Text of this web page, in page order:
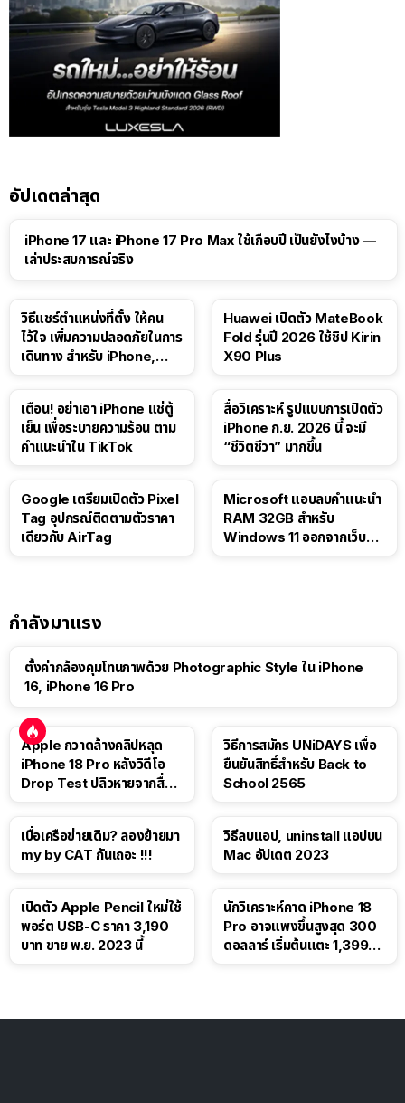
อัปเดตล่าสุด
iPhone 17 และ iPhone 17 Pro Max ใช้เกือบปี เป็นยังไงบ้าง —
เล่าประสบการณ์จริง
วิธีแชร์ตำแหน่งที่ตั้ง ให้คน
ไว้ใจ เพิ่มความปลอดภัยในการ
เดินทาง สำหรับ iPhone,
Huawei เปิดตัว MateBook
Fold รุ่นปี 2026 ใช้ชิป Kirin
X90 Plus
เตือน! อย่าเอา iPhone แช่ตู้
เย็น เพื่อระบายความร้อน ตาม
คำแนะนำใน TikTok
สื่อวิเคราะห์ รูปแบบการเปิดตัว
iPhone ก.ย. 2026 นี้ จะมี
“ชีวิตชีวา” มากขึ้น
Google เตรียมเปิดตัว Pixel
Tag อุปกรณ์ติดตามตัวราคา
เดียวกับ AirTag
Microsoft แอบลบคำแนะนำ
RAM 32GB สำหรับ
Windows 11 ออกจากเว็บตัว
กำลังมาแรง
ตั้งค่ากล้องคุมโทนภาพด้วย Photographic Style ใน iPhone
16, iPhone 16 Pro
Apple กวาดล้างคลิปหลุด
iPhone 18 Pro หลังวิดีโอ
Drop Test ปลิวหายจากสื่อ
วิธีการสมัคร UNiDAYS เพื่อ
ยืนยันสิทธิ์สำหรับ Back to
School 2565
เบื่อเครือข่ายเดิม? ลองย้ายมา
my by CAT กันเถอะ !!!
วิธีลบแอป, uninstall แอปบน
Mac อัปเดต 2023
เปิดตัว Apple Pencil ใหม่ใช้
พอร์ต USB-C ราคา 3,190
บาท ขาย พ.ย. 2023 นี้
นักวิเคราะห์คาด iPhone 18
Pro อาจแพงขึ้นสูงสุด 300
ดอลลาร์ เริ่มต้นแตะ 1,399